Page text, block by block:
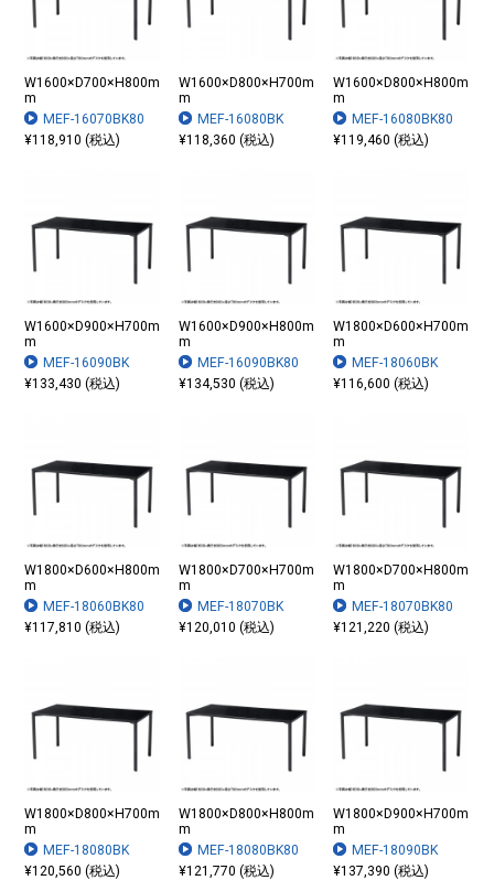
W1600×D700×H800m
m
MEF-16070BK80
¥118,910 (税込)
W1600×D800×H700m
m
MEF-16080BK
¥118,360 (税込)
W1600×D800×H800m
m
MEF-16080BK80
¥119,460 (税込)
W1600×D900×H700m
m
MEF-16090BK
¥133,430 (税込)
W1600×D900×H800m
m
MEF-16090BK80
¥134,530 (税込)
W1800×D600×H700m
m
MEF-18060BK
¥116,600 (税込)
W1800×D600×H800m
m
MEF-18060BK80
¥117,810 (税込)
W1800×D700×H700m
m
MEF-18070BK
¥120,010 (税込)
W1800×D700×H800m
m
MEF-18070BK80
¥121,220 (税込)
W1800×D800×H700m
m
MEF-18080BK
¥120,560 (税込)
W1800×D800×H800m
m
MEF-18080BK80
¥121,770 (税込)
W1800×D900×H700m
m
MEF-18090BK
¥137,390 (税込)